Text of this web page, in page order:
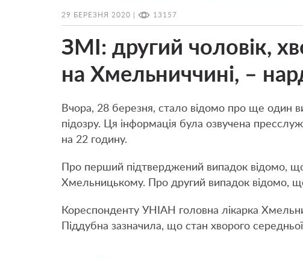
29 БЕРЕЗНЯ 2020 | 13157
ЗМІ: другий чоловік,
на Хмельниччині, –
Вчора, 28 березня, стало відомо про ще один
підозру. Ця інформація була озвучена
на 22 годину.
Про перший підтверджений випадок відомо,
Хмельницькому. Про другий випадок відомо,
Кореспонденту УНІАН головна лікарка
Піддубна зазначила, що стан хворого